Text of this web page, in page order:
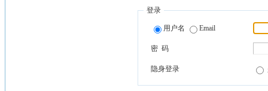
登录
用户名 Email
密 码
隐身登录